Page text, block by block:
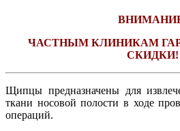
ЧАСТНЫМ КЛИНИКАМ
СКИДКИ!
Щипцы предназначены для
ткани носовой полости в ходе
операций.